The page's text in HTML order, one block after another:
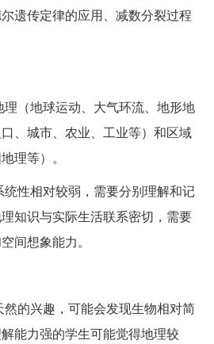
遗传定律的应用、减数分裂过程
（地球运动、大气环流、地形地
、城市、农业、工业等）和区域
理等）。
性相对较弱，需要分别理解和记
知识与实际生活联系密切，需要
间想象能力。
的兴趣，可能会发现生物相对简
能力强的学生可能觉得地理较